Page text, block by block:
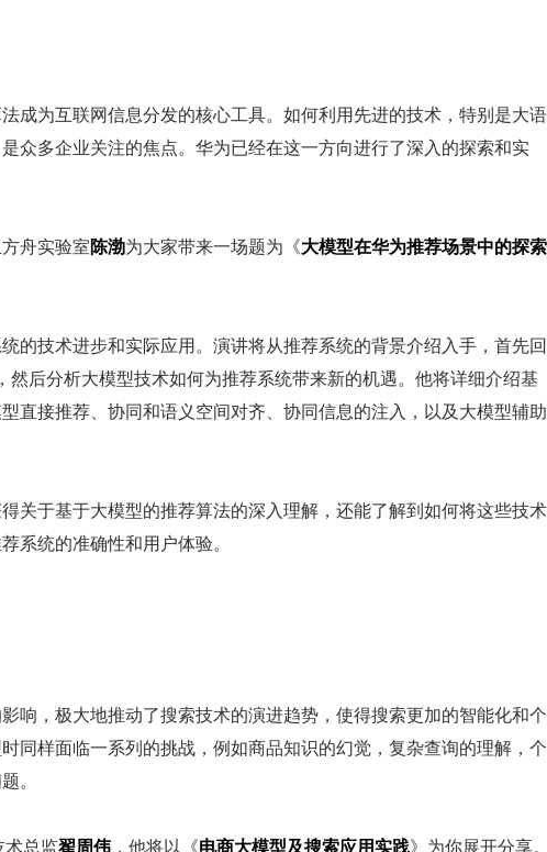
成为互联网信息分发的核心工具。如何利用先进的技术，特别是大语
众多企业关注的焦点。华为已经在这一方向进行了深入的探索和实
舟实验室陈渤为大家带来一场题为《大模型在华为推荐场景中的探索
的技术进步和实际应用。演讲将从推荐系统的背景介绍入手，首先回
然后分析大模型技术如何为推荐系统带来新的机遇。他将详细介绍基
直接推荐、协同和语义空间对齐、协同信息的注入，以及大模型辅助
关于基于大模型的推荐算法的深入理解，还能了解到如何将这些技术
系统的准确性和用户体验。
响，极大地推动了搜索技术的演进趋势，使得搜索更加的智能化和个
同样面临一系列的挑战，例如商品知识的幻觉，复杂查询的理解，个
。
总监翟周伟 ，他将以《电商大模型及搜索应用实践》为你展开分享